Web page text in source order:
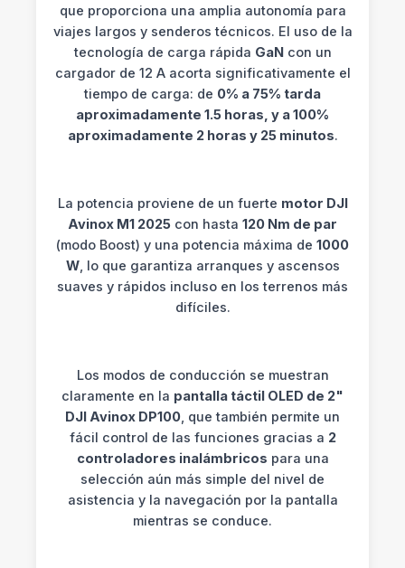
que proporciona una amplia autonomía para
viajes largos y senderos técnicos. El uso de la
tecnología de carga rápida GaNcon un
cargador de 12 A acorta significativamente el
tiempo de carga: de 0% a 75% tarda
aproximadamente 1.5 horas, y a 100%
aproximadamente 2 horas y 25 minutos.
La potencia proviene de un fuerte motor DJI
Avinox M1 2025 con hasta 120 Nm de par
(modo Boost) y una potencia máxima de 1000
W, lo que garantiza arranques y ascensos
suaves y rápidos incluso en los terrenos más
difíciles.
Los modos de conducción se muestran
claramente en la pantalla táctil OLED de 2"
DJI Avinox DP100, que también permite un
fácil control de las funciones gracias a 2
controladores inalámbricos para una
selección aún más simple del nivel de
asistencia y la navegación por la pantalla
mientras se conduce.